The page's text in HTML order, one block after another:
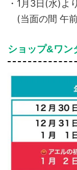
・1月3日(水)よ
(当面の間 午
ショップ&ワン